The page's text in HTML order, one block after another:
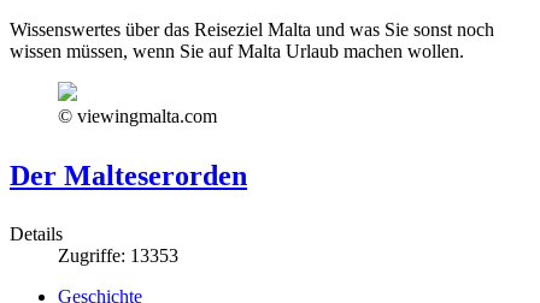
Wissenswertes über das Reiseziel Malta und was Sie sonst noch
wissen müssen, wenn Sie auf Malta Urlaub machen wollen.
© viewingmalta.com
Der Malteserorden
Details
Zugriffe: 13353
Geschichte